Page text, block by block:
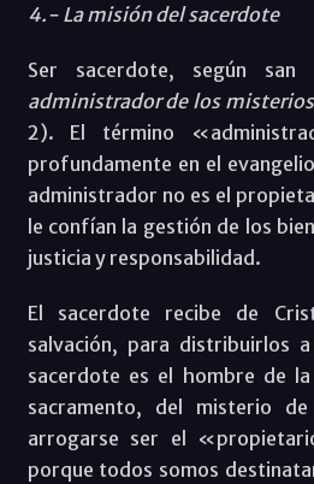
4.- La misión del sacerdote
Ser sacerdote, según san
administrador de los
2). El término
profundamente en el
administrador no es el
le confían la gestión de los
justicia y responsabilidad.
El sacerdote recibe de
salvación, para distribuirlos
sacerdote es el hombre de
sacramento, del misterio
arrogarse ser el
porque todos somos